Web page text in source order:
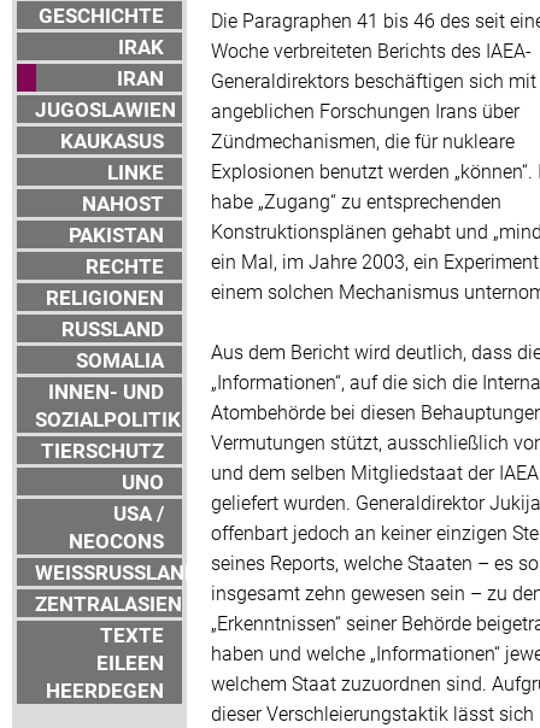
GESCHICHTE
IRAK
IRAN
JUGOSLAWIEN
KAUKASUS
LINKE
NAHOST
PAKISTAN
RECHTE
RELIGIONEN
RUSSLAND
SOMALIA
INNEN- UND
SOZIALPOLITIK
TIERSCHUTZ
UNO
USA /
NEOCONS
WEISSRUSSLAND
ZENTRALASIEN
TEXTE
EILEEN
HEERDEGEN
Die Paragraphen 41 bis 46 des seit
Woche verbreiteten Berichts des IAEA-
Generaldirektors beschäftigen sich mit
angeblichen Forschungen Irans über
Zündmechanismen, die für nukleare
Explosionen benutzt werden „können“.
habe „Zugang“ zu entsprechenden
Konstruktionsplänen gehabt und
ein Mal, im Jahre 2003, ein
einem solchen Mechanismus
Aus dem Bericht wird deutlich, dass
„Informationen“, auf die sich die
Atombehörde bei diesen
Vermutungen stützt, ausschließlich
und dem selben Mitgliedstaat der IAEA
geliefert wurden. Generaldirektor
offenbart jedoch an keiner einzigen
seines Reports, welche Staaten – es
insgesamt zehn gewesen sein – zu
„Erkenntnissen“ seiner Behörde
haben und welche „Informationen“
welchem Staat zuzuordnen sind.
dieser Verschleierungstaktik lässt